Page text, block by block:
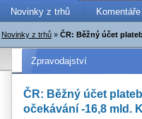
Novinky z trhů
Novinky z trhů » ČR: Běžný účet
Zpravodajství
ČR: Běžný účet
očekávání -16,8 mld.